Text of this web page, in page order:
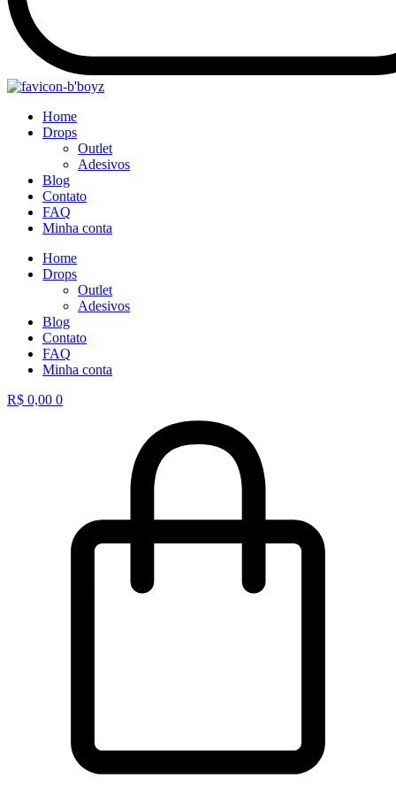
Home
Drops
Outlet
Adesivos
Blog
Contato
FAQ
Minha conta
Home
Drops
Outlet
Adesivos
Blog
Contato
FAQ
Minha conta
R$ 0,00 0